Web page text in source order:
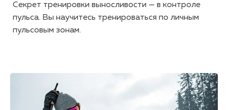
Секрет тренировки выносливости — в контроле
пульса. Вы научитесь тренироваться по личным
пульсовым зонам.